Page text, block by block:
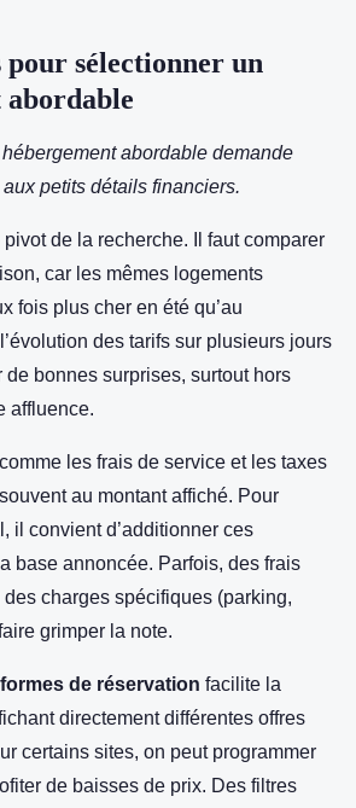
pour sélectionner un
abordable
abordable demande
petits détails financiers.
pivot de la recherche. Il faut comparer
car les mêmes logements
fois plus cher en été qu’au
des tarifs sur plusieurs jours
de bonnes surprises, surtout hors
affluence.
les frais de service et les taxes
au montant affiché. Pour
il convient d’additionner ces
base annoncée. Parfois, des frais
charges spécifiques (parking,
grimper la note.
de réservation facilite la
directement différentes offres
certains sites, on peut programmer
de baisses de prix. Des filtres